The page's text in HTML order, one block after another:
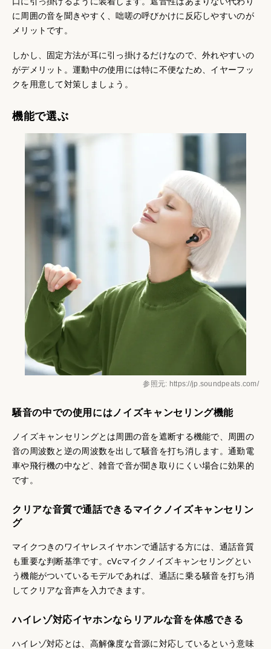
に周囲の音を聞きやすく、咄嗟の呼びかけに反応しやすいのが
メリットです。
しかし、固定方法が耳に引っ掛けるだけなので、外れやすいの
がデメリット。運動中の使用には特に不便なため、イヤーフッ
クを用意して対策しましょう。
機能で選ぶ
参照元: https://jp.soundpeats.com/
騒音の中での使用にはノイズキャンセリング機能
ノイズキャンセリングとは周囲の音を遮断する機能で、周囲の
音の周波数と逆の周波数を出して騒音を打ち消します。通勤電
車や飛行機の中など、雑音で音が聞き取りにくい場合に効果的
です。
クリアな音質で通話できるマイクノイズキャンセリン
グ
マイクつきのワイヤレスイヤホンで通話する方には、通話音質
も重要な判断基準です。cVcマイクノイズキャンセリングとい
う機能がついているモデルであれば、通話に乗る騒音を打ち消
してクリアな音声を入力できます。
ハイレゾ対応イヤホンならリアルな音を体感できる
ハイレゾ対応とは、高解像度な音源に対応しているという意味